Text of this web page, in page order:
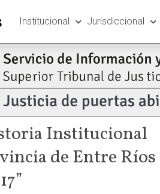
Institucional Jurisdiccional
Institucional
de Entre Ríos